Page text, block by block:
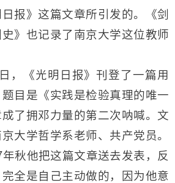
报》这篇文章所引发的。《剑
》也记录了南京大学这位教师
，《光明日报》刊登了一篇用
目是《实践是检验真理的唯一
了拥邓力量的第二次呐喊。文
大学哲学系老师、共产党员。
年秋他把这篇文章送去发表，反
全是自己主动做的，因为他意